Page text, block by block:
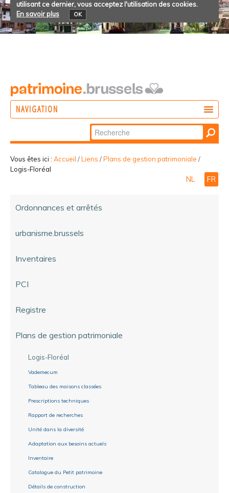
utilisant ce dernier, vous acceptez l'utilisation des cookies.
En savoir plus
OK
NAVIGATION
PARTICIPER
Chercher par
Recherche
avancée…
Vous êtes ici : Accueil /Liens /Plans de gestion patrimoniale /
Logis-Floréal
NL FR
Ordonnances et arrêtés
urbanisme.brussels
Inventaires
PCI
Registre
Plans de gestion patrimoniale
Logis-Floréal
Vademecum
Tableau des maisons classées
Prescriptions techniques
Rapport de recherches
Unité dans la diversité
Adaptation aux besoins actuels
Inventaire
Catalogue du Petit patrimoine
Détails de construction